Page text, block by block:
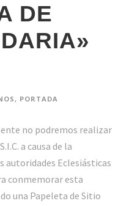
DE
, PORTADA
no podremos realizar
a causa de la
autoridades Eclesiásticas
conmemorar esta
una Papeleta de Sitio